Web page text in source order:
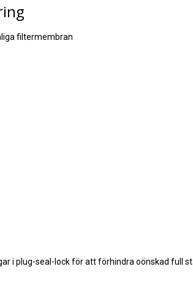
filtermembran
i plug-seal-lock för att förhindra oönskad full